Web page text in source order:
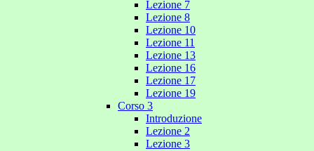
Lezione 7
Lezione 8
Lezione 10
Lezione 11
Lezione 13
Lezione 16
Lezione 17
Lezione 19
Corso 3
Introduzione
Lezione 2
Lezione 3